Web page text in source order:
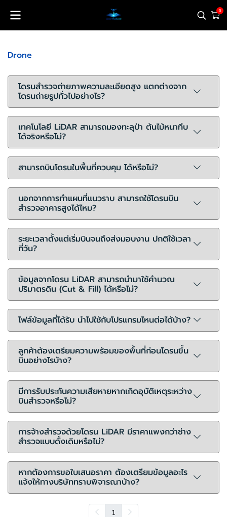
0
Drone
โดรนสำรวจถ่ายภาพความละเอียดสูง แตกต่างจาก
โดรนถ่ายรูปทั่วไปอย่างไร?
เทคโนโลยี LiDAR สามารถมองทะลุป่า ต้นไม้หนาทึบ
ได้จริงหรือไม่?
สามารถบินโดรนในพื้นที่ควบคุม ได้หรือไม่?
นอกจากการทำแผนที่แนวราบ สามารถใช้โดรนบิน
สำรวจอาคารสูงได้ไหม?
ระยะเวลาตั้งแต่เริ่มบินจนถึงส่งมอบงาน ปกติใช้เวลา
กี่วัน?
ข้อมูลจากโดรน LiDAR สามารถนำมาใช้คำนวณ
ปริมาตรดิน (Cut & Fill) ได้หรือไม่?
ไฟล์ข้อมูลที่ได้รับ นำไปใช้กับโปรแกรมไหนต่อได้บ้าง?
ลูกค้าต้องเตรียมความพร้อมของพื้นที่ก่อนโดรนขึ้น
บินอย่างไรบ้าง?
มีการรับประกันความเสียหายหากเกิดอุบัติเหตุระหว่าง
บินสำรวจหรือไม่?
การจ้างสำรวจด้วยโดรน LiDAR มีราคาแพงกว่าช่าง
สำรวจแบบดั้งเดิมหรือไม่?
หากต้องการขอใบเสนอราคา ต้องเตรียมข้อมูลอะไร
แจ้งให้ทางบริษัททราบพิจารณาบ้าง?
1